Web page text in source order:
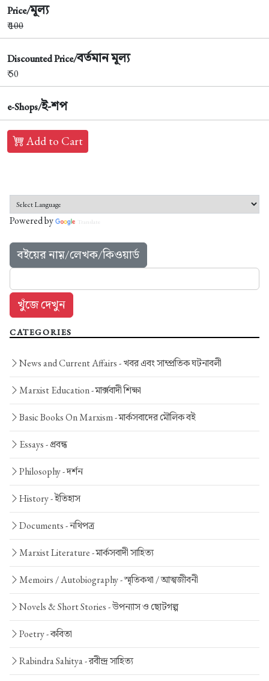
Price/মূল্য
₹100
Discounted Price/বর্তমান মূল্য
₹ 50
e-Shops/ই-শপ
Add to Cart
Powered by Translate
বইয়ের নাম়/লেখক/কিওয়ার্ড
CATEGORIES
News and Current Affairs -খবর এবং সাম্প্রতিক ঘটনাবলী
Marxist Education -মার্ক্সবাদী শিক্ষা
Basic Books On Marxism -মার্কসবাদের মৌলিক বই
Essays -প্রবন্ধ
Philosophy -দর্শন
History -ইতিহাস
Documents -নথিপত্র
Marxist Literature -মার্কসবাদী সাহিত্য
Memoirs / Autobiography -স্মৃতিকথা / আত্মজীবনী
Novels & Short Stories -উপন্যাস ও ছোটগল্প
Poetry -কবিতা
Rabindra Sahitya -রবীন্দ্র সাহিত্য